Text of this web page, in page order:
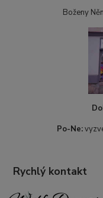
Boženy
Po-Ne:
Rychlý kontakt